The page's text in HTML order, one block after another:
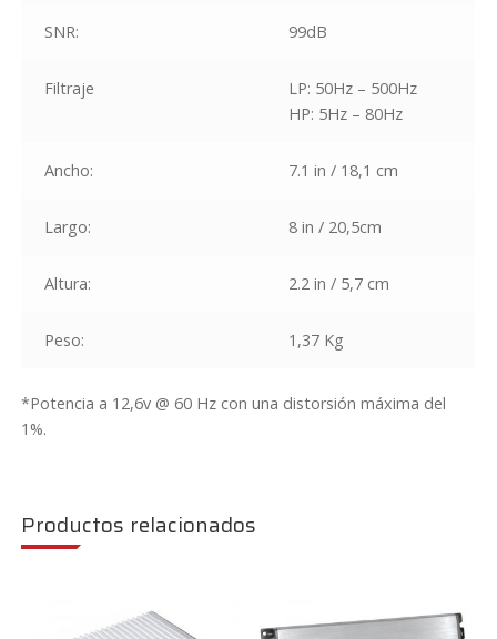
SNR: 99dB
Filtraje
LP: 50Hz – 500Hz
HP: 5Hz – 80Hz
Ancho: 7.1 in / 18,1 cm
Largo: 8 in / 20,5cm
Altura: 2.2 in / 5,7 cm
Peso: 1,37 Kg
*Potencia a 12,6v @ 60 Hz con una distorsión máxima del
1%.
Productos relacionados